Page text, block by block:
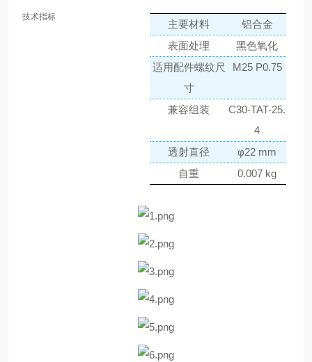
技术指标
主要材料
铝合金
表面处理
黑色氧化
适用配件螺纹尺
寸
M25 P0.75
兼容组装
C30-TAT-25.
4
透射直径
φ22 mm
自重
0.007 kg